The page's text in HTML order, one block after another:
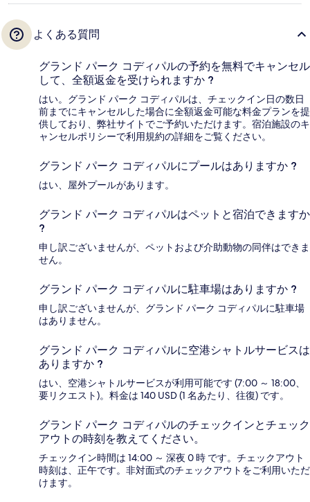
よくある質問
グランド パーク コディパルの予約を無料でキャンセル
して、全額返金を受けられますか ?
はい。グランド パーク コディパルは、チェックイン日の数日
前までにキャンセルした場合に全額返金可能な料金プランを提
供しており、弊社サイトでご予約いただけます。宿泊施設のキ
ャンセルポリシーで利用規約の詳細をご覧ください。
グランド パーク コディパルにプールはありますか ?
はい、屋外プールがあります。
グランド パーク コディパルはペットと宿泊できますか
?
申し訳ございませんが、ペットおよび介助動物の同伴はできま
せん。
グランド パーク コディパルに駐車場はありますか ?
申し訳ございませんが、グランド パーク コディパルに駐車場
はありません。
グランド パーク コディパルに空港シャトルサービスは
ありますか ?
はい、空港シャトルサービスが利用可能です (7:00 ～ 18:00、
要リクエスト)。料金は 140 USD (1 名あたり、往復) です。
グランド パーク コディパルのチェックインとチェック
アウトの時刻を教えてください。
チェックイン時間は 14:00 ～ 深夜 0 時 です。チェックアウト
時刻は、正午です。非対面式のチェックアウトをご利用いただ
けます。